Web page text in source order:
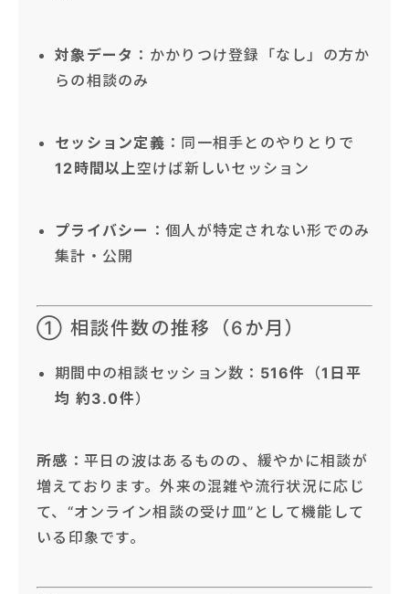
対象データ ：かかりつけ登録「なし」の方か
らの相談のみ
セッション定義 ：同一相手とのやりとりで
12時間以上空けば新しいセッション
プライバシー ：個人が特定されない形でのみ
集計・公開
① 相談件数の推移（6か月）
期間中の相談セッション数： 516件 （1日平
均 約3.0件）
所感 ：平日の波はあるものの、緩やかに相談が
増えております。外来の混雑や流行状況に応じ
て、“オンライン相談の受け皿”として機能して
いる印象です。